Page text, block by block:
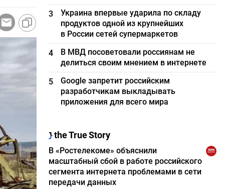
3
Украина впервые ударила по складу
продуктов одной из крупнейших
в России сетей супермаркетов
4
В МВД посоветовали россиянам не
делиться своим мнением в интернете
5
Google запретит российским
разработчикам выкладывать
приложения для всего мира